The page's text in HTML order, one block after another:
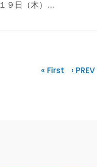
１９日（木）…
« First ‹ PREV